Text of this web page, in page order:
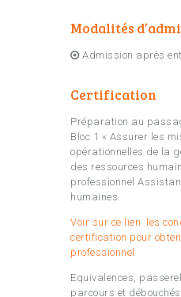
Modalités
Admission après
Certification
Préparation au
Bloc 1 « Assurer les
opérationnelles de la
des ressources
professionnel
humaines.
Voir sur ce lien les
certification pour
professionnel
Equivalences,
parcours et